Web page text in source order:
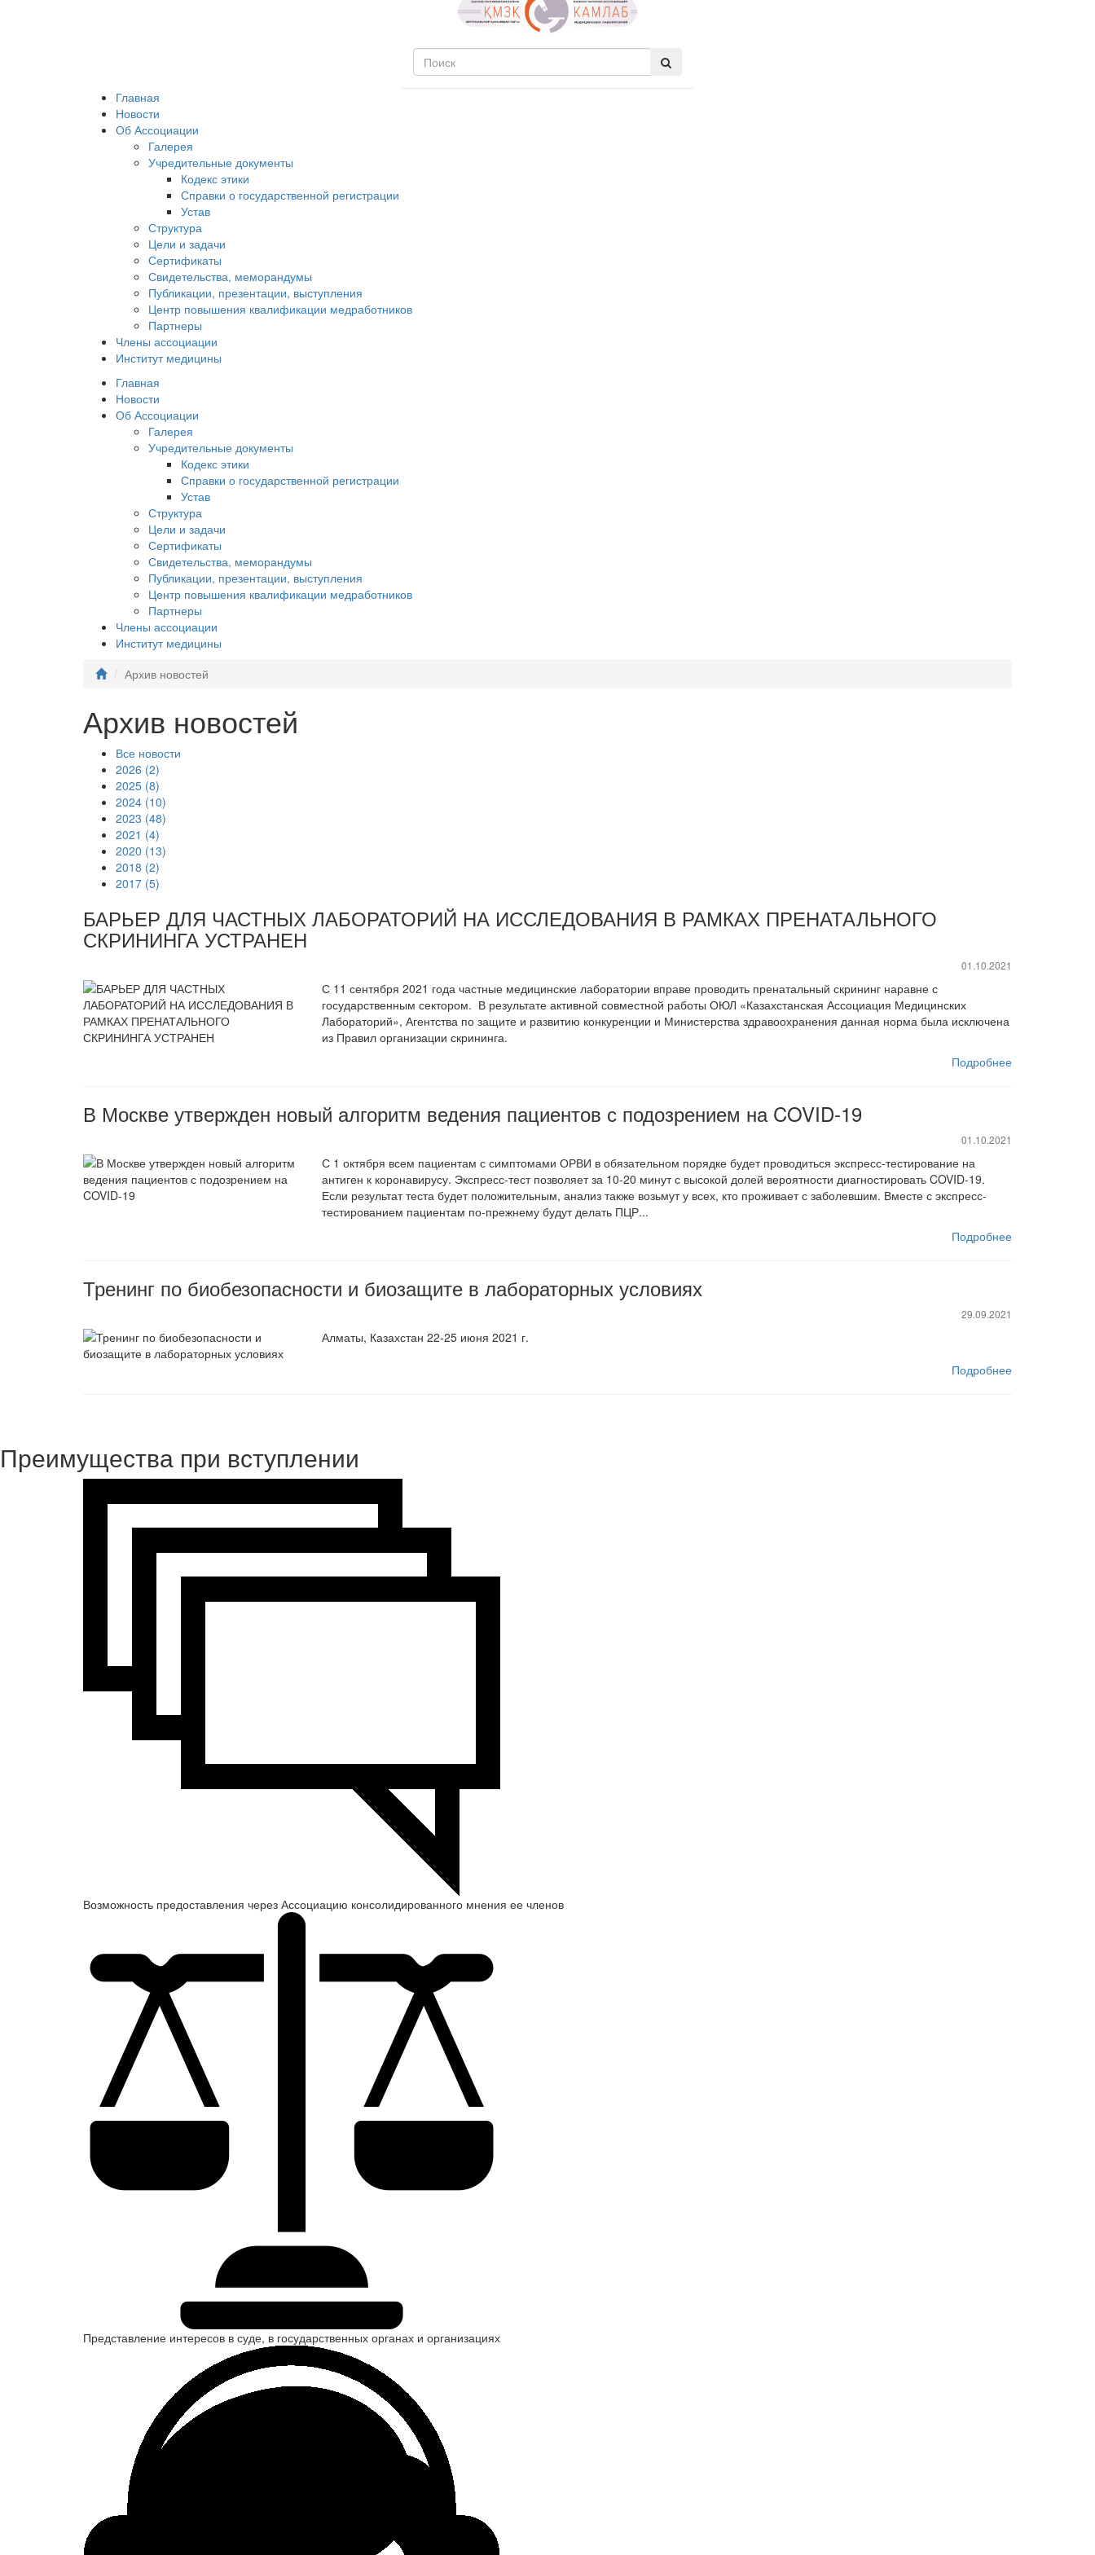
Главная
Новости
Об Ассоциации
Галерея
Учредительные документы
Кодекс этики
Справки о государственной регистрации
Устав
Структура
Цели и задачи
Сертификаты
Свидетельства, меморандумы
Публикации, презентации, выступления
Центр повышения квалификации медработников
Партнеры
Члены ассоциации
Институт медицины
Главная
Новости
Об Ассоциации
Галерея
Учредительные документы
Кодекс этики
Справки о государственной регистрации
Устав
Структура
Цели и задачи
Сертификаты
Свидетельства, меморандумы
Публикации, презентации, выступления
Центр повышения квалификации медработников
Партнеры
Члены ассоциации
Институт медицины
Архив новостей
Архив новостей
Все новости
2026 (2)
2025 (8)
2024 (10)
2023 (48)
2021 (4)
2020 (13)
2018 (2)
2017 (5)
БАРЬЕР ДЛЯ ЧАСТНЫХ ЛАБОРАТОРИЙ НА ИССЛЕДОВАНИЯ В РАМКАХ ПРЕНАТАЛЬНОГО
СКРИНИНГА УСТРАНЕН
01.10.2021
С 11 сентября 2021 года частные медицинские лаборатории вправе проводить пренатальный скрининг наравне с
государственным сектором. В результате активной совместной работы ОЮЛ «Казахстанская Ассоциация Медицинских
Лабораторий», Агентства по защите и развитию конкуренции и Министерства здравоохранения данная норма была исключена
из Правил организации скрининга.
Подробнее
В Москве утвержден новый алгоритм ведения пациентов с подозрением на COVID-19
01.10.2021
С 1 октября всем пациентам с симптомами ОРВИ в обязательном порядке будет проводиться экспресс-тестирование на
антиген к коронавирусу. Экспресс-тест позволяет за 10-20 минут с высокой долей вероятности диагностировать COVID-19.
Если результат теста будет положительным, анализ также возьмут у всех, кто проживает с заболевшим. Вместе с экспресс-
тестированием пациентам по-прежнему будут делать ПЦР...
Подробнее
Тренинг по биобезопасности и биозащите в лабораторных условиях
29.09.2021
Алматы, Казахстан 22-25 июня 2021 г.
Подробнее
Преимущества при вступлении
Возможность предоставления через Ассоциацию консолидированного мнения ее членов
Представление интересов в суде, в государственных органах и организациях